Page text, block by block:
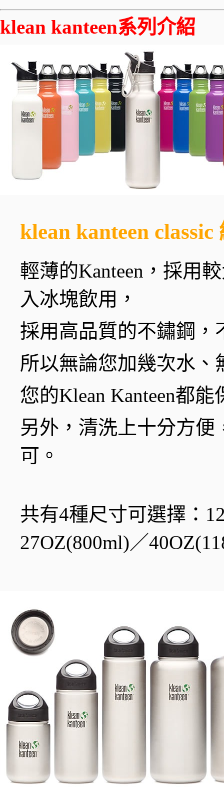
klean kanteen系列介紹
klean kanteen
輕薄的Kanteen，採用
入冰塊飲用，
採用高品質的不鏽鋼，
所以無論您加幾次水
您的Klean Kanteen都
另外，清洗上十分方
可。
共有4種尺寸可選擇：
27OZ(800ml)／